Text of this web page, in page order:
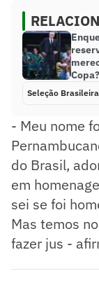
Copa?
Seleção Brasileira
- Meu nome
do Brasil,
em
sei se foi
Mas temos
fazer jus -